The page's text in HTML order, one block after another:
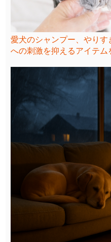
愛犬のシャンプー、やり
への刺激を抑えるアイテム